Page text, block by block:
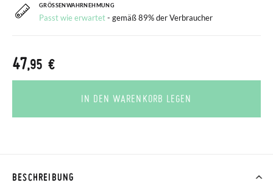
GRÖSSENWAHRNEHMUNG
Passt wie erwartet- gemäß 89% der Verbraucher
47,95 €
IN DEN WARENKORB LEGEN
BESCHREIBUNG